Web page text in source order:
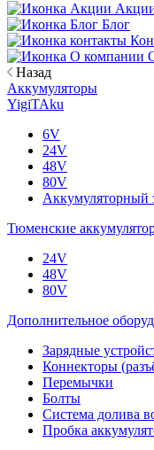
Блог
Назад
Аккумуляторы
YigiTAku
6V
24V
48V
80V
Аккумуляторный
Тюменские
24V
48V
80V
Дополнительное
Зарядные
Коннекторы
Перемычки
Болты
Система долива
Пробка